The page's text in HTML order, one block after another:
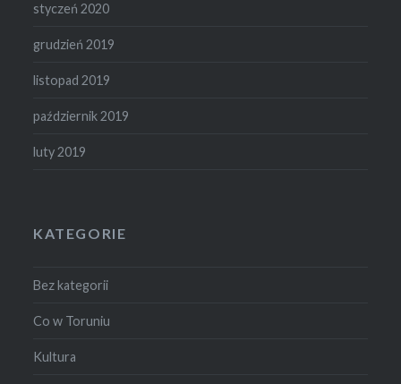
styczeń 2020
grudzień 2019
listopad 2019
październik 2019
luty 2019
KATEGORIE
Bez kategorii
Co w Toruniu
Kultura